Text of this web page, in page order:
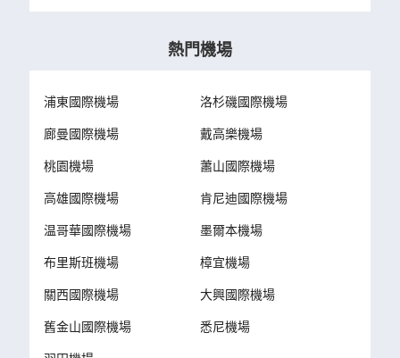
熱門機場
浦東國際機場 洛杉磯國際機場
廊曼國際機場 戴高樂機場
桃園機場 蕭山國際機場
高雄國際機場 肯尼迪國際機場
温哥華國際機場 墨爾本機場
布里斯班機場 樟宜機場
關西國際機場 大興國際機場
舊金山國際機場 悉尼機場